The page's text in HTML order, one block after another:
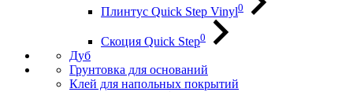
Плинтус Quick Step Vinyl0
Скоция Quick Step0
Дуб
Грунтовка для оснований
Клей для напольных покрытий